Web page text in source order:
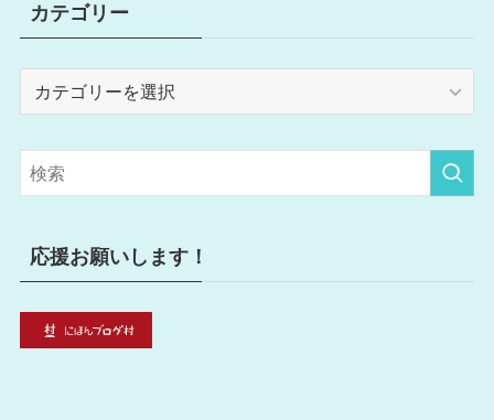
カテゴリー
リ
ー
応援お願いします！